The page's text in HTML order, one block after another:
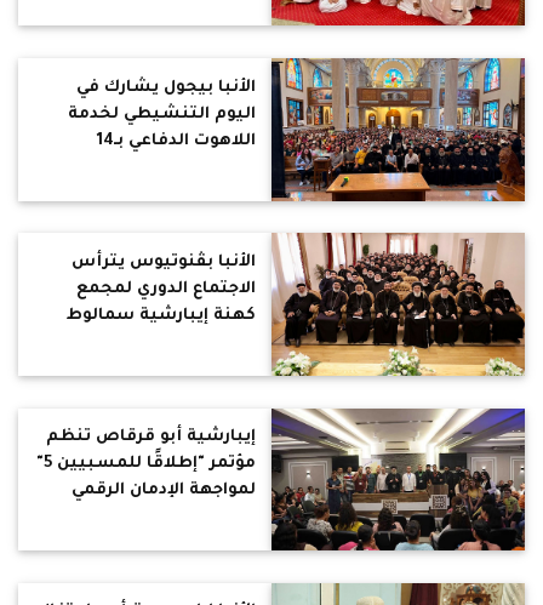
الأنبا بيجول يشارك في
اليوم التنشيطي لخدمة
اللاهوت الدفاعي بـ14
الأنبا بڤنوتيوس يترأس
الاجتماع الدوري لمجمع
كهنة إيبارشية سمالوط
إيبارشية أبو قرقاص تنظم
مؤتمر "إطلاقًا للمسبيين 5"
لمواجهة الإدمان الرقمي